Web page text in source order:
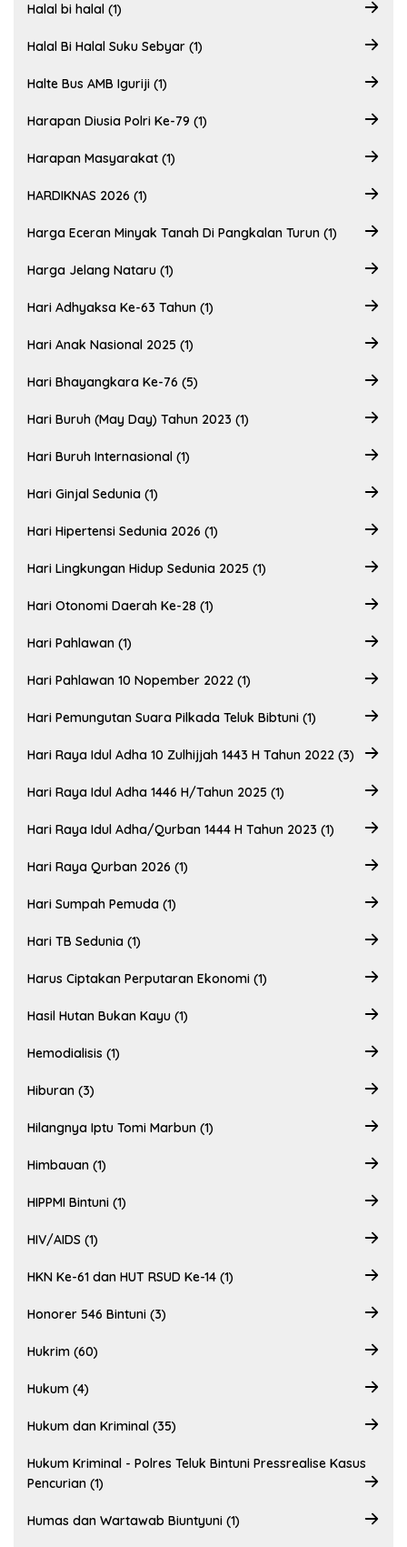
Halal bi halal (1)
Halal Bi Halal Suku Sebyar (1)
Halte Bus AMB Iguriji (1)
Harapan Diusia Polri Ke-79 (1)
Harapan Masyarakat (1)
HARDIKNAS 2026 (1)
Harga Eceran Minyak Tanah Di Pangkalan Turun (1)
Harga Jelang Nataru (1)
Hari Adhyaksa Ke-63 Tahun (1)
Hari Anak Nasional 2025 (1)
Hari Bhayangkara Ke-76 (5)
Hari Buruh (May Day) Tahun 2023 (1)
Hari Buruh Internasional (1)
Hari Ginjal Sedunia (1)
Hari Hipertensi Sedunia 2026 (1)
Hari Lingkungan Hidup Sedunia 2025 (1)
Hari Otonomi Daerah Ke-28 (1)
Hari Pahlawan (1)
Hari Pahlawan 10 Nopember 2022 (1)
Hari Pemungutan Suara Pilkada Teluk Bibtuni (1)
Hari Raya Idul Adha 10 Zulhijjah 1443 H Tahun 2022 (3)
Hari Raya Idul Adha 1446 H/Tahun 2025 (1)
Hari Raya Idul Adha/Qurban 1444 H Tahun 2023 (1)
Hari Raya Qurban 2026 (1)
Hari Sumpah Pemuda (1)
Hari TB Sedunia (1)
Harus Ciptakan Perputaran Ekonomi (1)
Hasil Hutan Bukan Kayu (1)
Hemodialisis (1)
Hiburan (3)
Hilangnya Iptu Tomi Marbun (1)
Himbauan (1)
HIPPMI Bintuni (1)
HIV/AIDS (1)
HKN Ke-61 dan HUT RSUD Ke-14 (1)
Honorer 546 Bintuni (3)
Hukrim (60)
Hukum (4)
Hukum dan Kriminal (35)
Hukum Kriminal - Polres Teluk Bintuni Pressrealise Kasus
Pencurian (1)
Humas dan Wartawab Biuntyuni (1)